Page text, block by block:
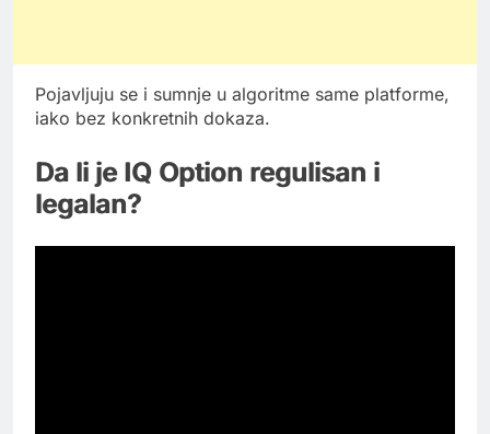
Pojavljuju se i sumnje u algoritme same platforme,
iako bez konkretnih dokaza.
Da li je IQ Option regulisan i
legalan?